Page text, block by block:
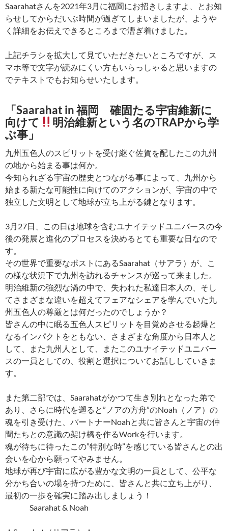
Saarahatさんを2021年3月に福岡にお招きしますよ、とお知
らせしてからだいぶ時間が過ぎてしまいましたが、ようや
く詳細をお伝えできるところまで漕ぎ着けました。
上記チラシを拡大して見ていただきたいところですが、ス
マホ等で文字が読みにくい方もいらっしゃると思いますの
でテキストでもお知らせいたします。
「Saarahat in 福岡 確固たる宇宙維新に
向けて
明治維新という名のTRAPから学
ぶ事」
九州五色人のスピリットを受け継ぐ佐賀を配したこの九州
の地から始まる事は何か。
今知られざる宇宙の歴史とつながる事によって、九州から
始まる新たな可能性に向けてのアクションが、宇宙の中で
独立した文明として地球が立ち上がる鍵となります。
3月27日、この日は地球を含むユナイテッドユニバースの今
後の発展と進化のプロセスを決めるとても重要な日なので
す。
その世界で重要なポストにあるSaarahat（サアラ）が、こ
の様な状況下で九州を訪れるチャンスが巡って来ました。
明治維新の強烈な渦の中で、失われた私達日本人の、そし
てさまざまな違いを超えてフェアなシェアを学んでいた九
州五色人の尊厳とは何だったのでしょうか？
皆さんの中に眠る五色人スピリットを目覚めさせる起爆と
なるインパクトをともない、さまざまな角度から日本人と
して、また九州人として、またこのユナイテッドユニバー
スの一員としての、役割と選択についてお話ししていきま
す。
また第二部では、Saarahatがかつて生き別れとなった弟で
あり、さらに時代を遡ると”ノアの方舟”のNoah（ノア）の
魂を引き受けた、パートナーNoahと共に皆さんと宇宙の仲
間たちとの意識の架け橋を作るWorkを行います。
魂が待ちに待ったこの”特別な時”を感じている皆さんとの出
会いを心から願ってやみません。
地球が再び宇宙に広がる豊かな文明の一員として、公平な
分かち合いの場を持つために、皆さんと共に立ち上がり、
最初の一歩を確実に踏み出しましょう！
Saarahat & Noah